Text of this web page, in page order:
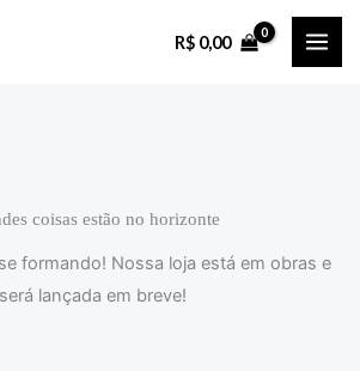
R$0,00
coisas estão no horizonte
formando! Nossa loja está em obras e
será lançada em breve!